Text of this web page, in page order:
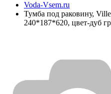
Voda-Vsem.ru
Тумба под раковину,
240*187*620, цвет-дуб